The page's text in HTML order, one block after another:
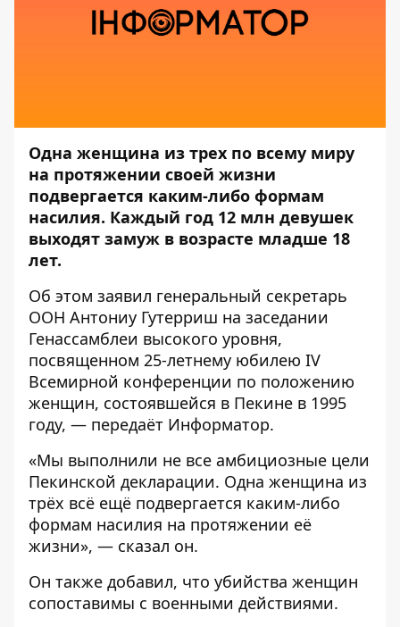
Одна женщина из трех по всему миру
на протяжении своей жизни
подвергается каким-либо формам
насилия. Каждый год 12 млн девушек
выходят замуж в возрасте младше 18
лет.
Об этом заявил генеральный секретарь
ООН Антониу Гутерриш на заседании
Генассамблеи высокого уровня,
посвященном 25-летнему юбилею IV
Всемирной конференции по положению
женщин, состоявшейся в Пекине в 1995
году, — передаёт Информатор.
«Мы выполнили не все амбициозные цели
Пекинской декларации. Одна женщина из
трёх всё ещё подвергается каким-либо
формам насилия на протяжении её
жизни», — сказал он.
Он также добавил, что убийства женщин
сопоставимы с военными действиями.